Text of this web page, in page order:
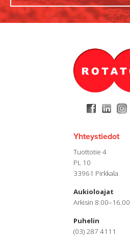
Yhteystiedot
Tuottotie 4
PL 10
33961 Pirkkala
Aukioloajat
Arkisin 8.00–16.00
Puhelin
(03) 287 4111